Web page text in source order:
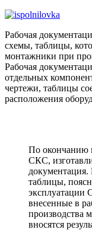
Рабочая
схемы, таблицы,
монтажники при
Рабочая
отдельных
чертежи, таблицы
расположения
По окончанию
СКС,
таблицы,
эксплуатации
внесенные в
производства
вносятся